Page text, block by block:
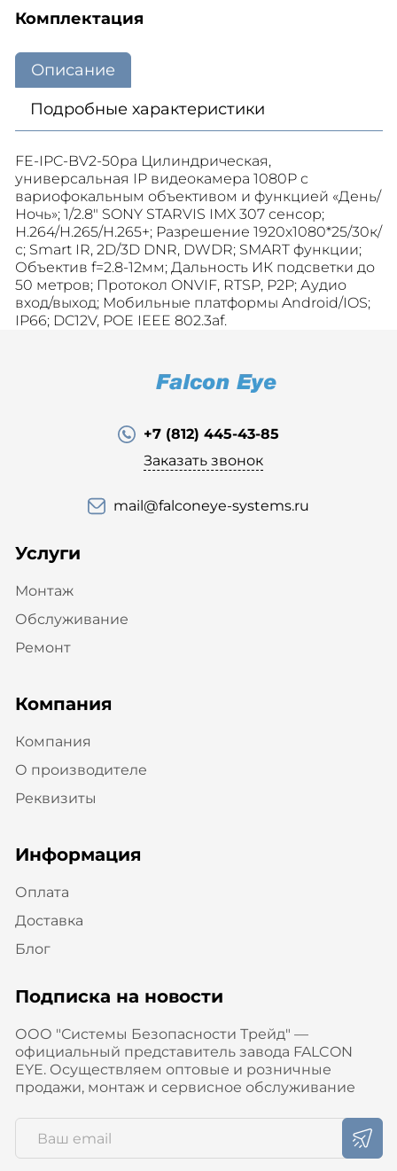
Комплектация
Описание
Подробные характеристики
FE-IPC-BV2-50pa Цилиндрическая,
универсальная IP видеокамера 1080P с
вариофокальным объективом и функцией «День/
Ночь»; 1/2.8" SONY STARVIS IMX 307 сенсор;
Н.264/H.265/H.265+; Разрешение 1920х1080*25/30к/
с; Smart IR, 2D/3D DNR, DWDR; SMART функции;
Объектив f=2.8-12мм; Дальность ИК подсветки до
50 метров; Протокол ONVIF, RTSP, P2P; Аудио
вход/выход; Мобильные платформы Android/IOS;
IP66; DC12V, POE IEEE 802.3af.
+7 (812) 445-43-85
Заказать звонок
mail@falconeye-systems.ru
Услуги
Монтаж
Обслуживание
Ремонт
Компания
Компания
О производителе
Реквизиты
Информация
Оплата
Доставка
Блог
Подписка на новости
ООО "Системы Безопасности Трейд" —
официальный представитель завода FALCON
EYE. Осуществляем оптовые и розничные
продажи, монтаж и сервисное обслуживание